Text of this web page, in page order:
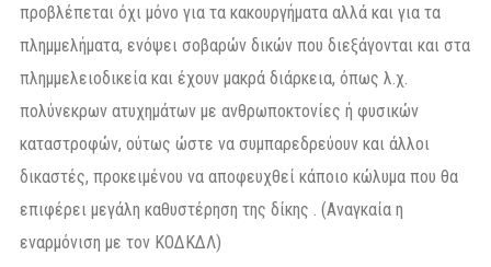
προβλέπεται όχι μόνο για τα κακουργήματα αλλά και για τα
πλημμελήματα, ενόψει σοβαρών δικών που διεξάγονται και στα
πλημμελειοδικεία και έχουν μακρά διάρκεια, όπως λ.χ.
πολύνεκρων ατυχημάτων με ανθρωποκτονίες ή φυσικών
καταστροφών, ούτως ώστε να συμπαρεδρεύουν και άλλοι
δικαστές, προκειμένου να αποφευχθεί κάποιο κώλυμα που θα
επιφέρει μεγάλη καθυστέρηση της δίκης . (Αναγκαία η
εναρμόνιση με τον ΚΟΔΚΔΛ)